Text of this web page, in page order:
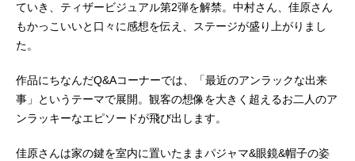
ていき、ティザービジュアル第2弾を解禁。中村さん、佳原さん
もかっこいいと口々に感想を伝え、ステージが盛り上がりまし
た。
作品にちなんだQ&Aコーナーでは、「最近のアンラックな出来
事」というテーマで展開。観客の想像を大きく超えるお二人のア
ンラッキーなエピソードが飛び出します。
佳原さんは家の鍵を室内に置いたままパジャマ&眼鏡&帽子の姿